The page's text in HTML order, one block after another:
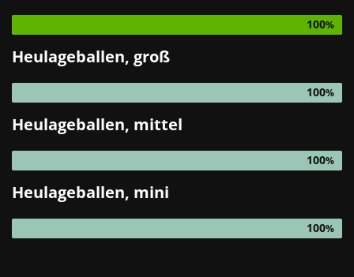
100
Heulageballen, groß
100
Heulageballen, mittel
100
Heulageballen, mini
100